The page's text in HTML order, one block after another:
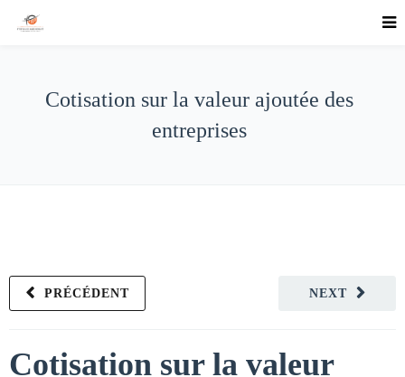
Cotisation sur la valeur ajoutée des
entreprises
NEXT
PRÉCÉDENT
Cotisation sur la valeur